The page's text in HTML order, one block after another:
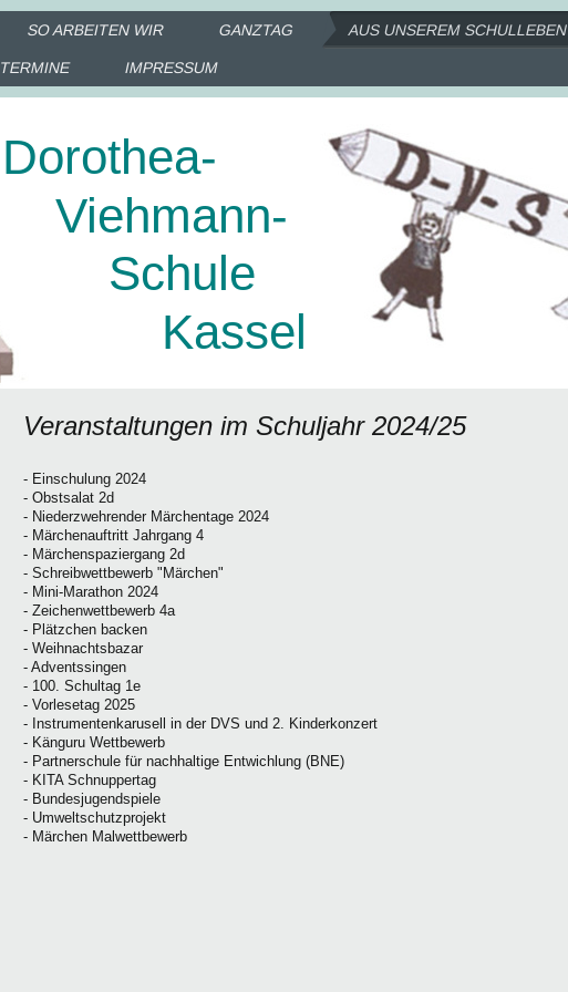
SO ARBEITEN WIR GANZTAG AUS UNSEREM SCHULLEBEN
TERMINE IMPRESSUM
Dorothea-
Viehmann-
Schule
Kassel
Veranstaltungen im Schuljahr 2024/25
- Einschulung 2024
- Obstsalat 2d
- Niederzwehrender Märchentage 2024
- Märchenauftritt Jahrgang 4
- Märchenspaziergang 2d
- Schreibwettbewerb "Märchen"
- Mini-Marathon 2024
- Zeichenwettbewerb 4a
- Plätzchen backen
- Weihnachtsbazar
- Adventssingen
- 100. Schultag 1e
- Vorlesetag 2025
- Instrumentenkarusell in der DVS und 2. Kinderkonzert
- Känguru Wettbewerb
- Partnerschule für nachhaltige Entwichlung (BNE)
- KITA Schnuppertag
- Bundesjugendspiele
- Umweltschutzprojekt
- Märchen Malwettbewerb